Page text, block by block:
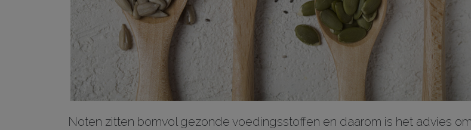
Noten zitten bomvol gezonde voedingsstoffen en daarom is het advies